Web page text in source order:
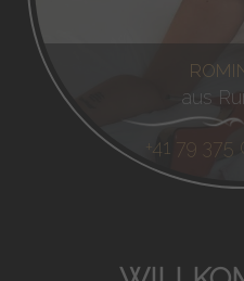
aus
+41 79